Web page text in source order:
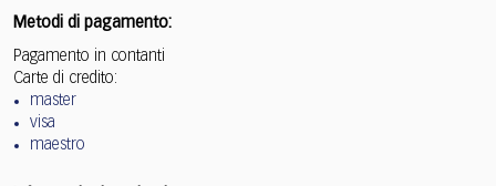
Metodi di pagamento:
Pagamento in contanti
Carte di credito:
master
visa
maestro